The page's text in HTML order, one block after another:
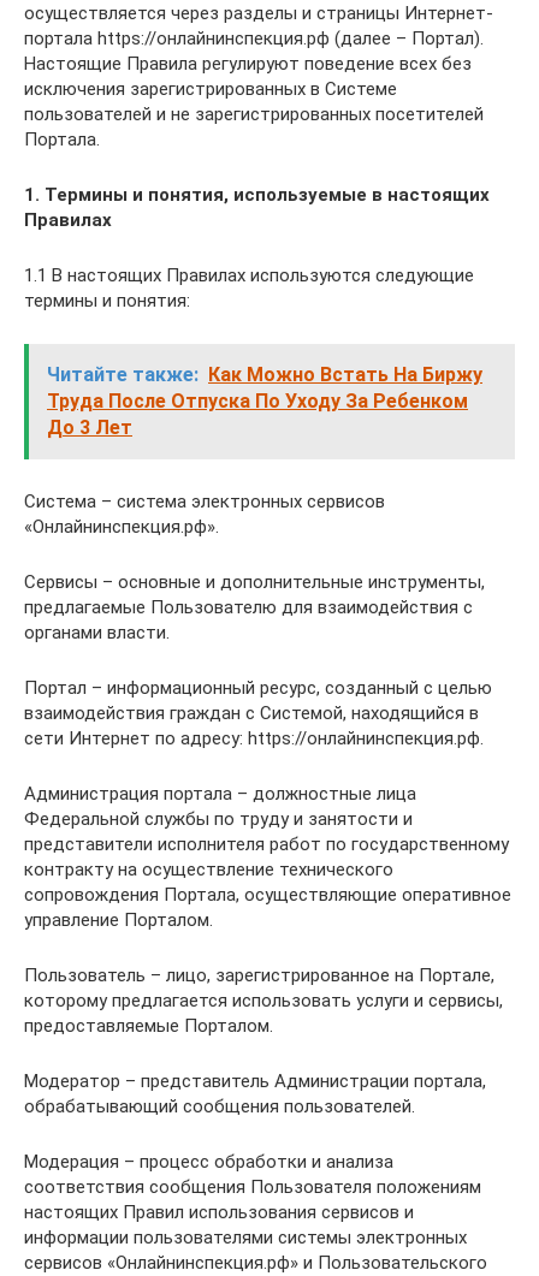
осуществляется через разделы и страницы Интернет-
портала https://онлайнинспекция.рф (далее – Портал).
Настоящие Правила регулируют поведение всех без
исключения зарегистрированных в Системе
пользователей и не зарегистрированных посетителей
Портала.
1. Термины и понятия, используемые в настоящих
Правилах
1.1 В настоящих Правилах используются следующие
термины и понятия:
Читайте также: Как Можно Встать На Биржу
Труда После Отпуска По Уходу За Ребенком
До 3 Лет
Система – система электронных сервисов
«Онлайнинспекция.рф».
Сервисы – основные и дополнительные инструменты,
предлагаемые Пользователю для взаимодействия с
органами власти.
Портал – информационный ресурс, созданный с целью
взаимодействия граждан с Системой, находящийся в
сети Интернет по адресу: https://онлайнинспекция.рф.
Администрация портала – должностные лица
Федеральной службы по труду и занятости и
представители исполнителя работ по государственному
контракту на осуществление технического
сопровождения Портала, осуществляющие оперативное
управление Порталом.
Пользователь – лицо, зарегистрированное на Портале,
которому предлагается использовать услуги и сервисы,
предоставляемые Порталом.
Модератор – представитель Администрации портала,
обрабатывающий сообщения пользователей.
Модерация – процесс обработки и анализа
соответствия сообщения Пользователя положениям
настоящих Правил использования сервисов и
информации пользователями системы электронных
сервисов «Онлайнинспекция.рф» и Пользовательского